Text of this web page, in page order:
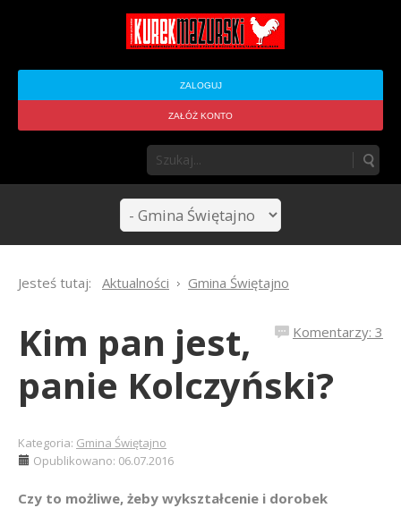
ZALOGUJ
ZAŁÓŻ KONTO
Jesteś tutaj: Aktualności Gmina Świętajno
Komentarzy: 3
Kim pan jest,
panie Kolczyński?
Kategoria: Gmina Świętajno
Opublikowano: 06.07.2016
Czy to możliwe, żeby wykształcenie i dorobek